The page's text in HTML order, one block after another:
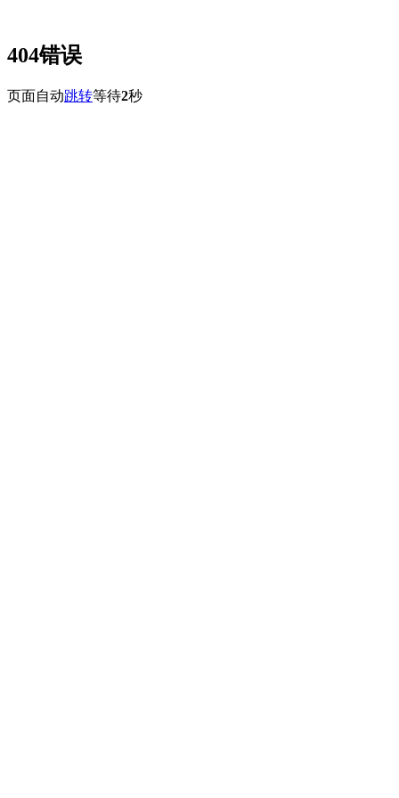
404错误
页面自动跳转等待2秒